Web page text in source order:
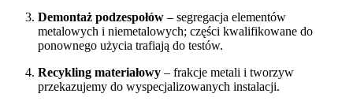
Demontaż podzespołów – segregacja elementów
metalowych i niemetalowych; części kwalifikowane do
ponownego użycia trafiają do testów.
Recykling materiałowy – frakcje metali i tworzyw
przekazujemy do wyspecjalizowanych instalacji.